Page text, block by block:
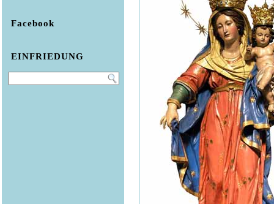
Facebook
EINFRIEDUNG